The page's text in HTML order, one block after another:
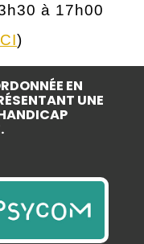
à 17h00
)
EN
UNE